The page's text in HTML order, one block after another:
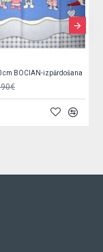
cm BOCIAN-izpārdošana